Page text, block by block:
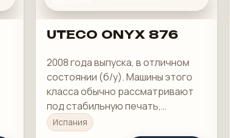
UTECO ONYX 876
2008 года выпуска, в отличном
состоянии (б/у). Машины этого
класса обычно рассматривают
под стабильную печать,
понятную приладку и рабочую
загрузку в смене.
Испания